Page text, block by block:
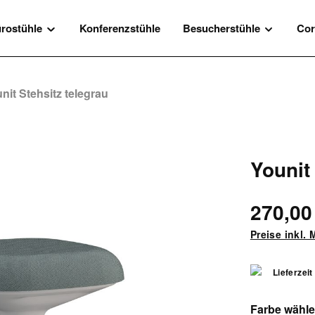
Konferenzstühle Besucherstühle
Stehsitz telegrau
Preise inkl.
Lieferzeit
Farbe